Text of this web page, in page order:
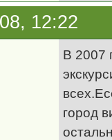
12:22
В 2007
город